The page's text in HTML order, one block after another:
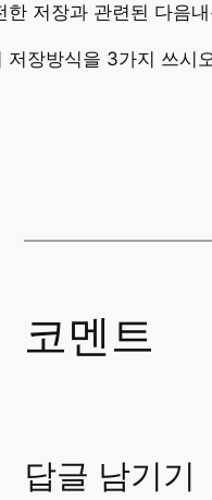
한 저장과 관련된 다음
저장방식을 3가지 쓰시
코멘트
답글 남기기